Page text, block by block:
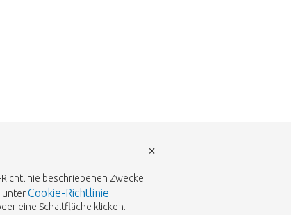
beschriebenen Zwecke
unterCookie-Richtlinie.
eine Schaltfläche klicken.
×